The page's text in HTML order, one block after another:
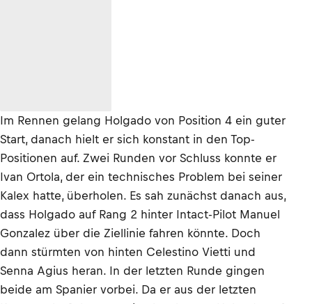
Im Rennen gelang Holgado von Position 4 ein guter
Start, danach hielt er sich konstant in den Top-
Positionen auf. Zwei Runden vor Schluss konnte er
Ivan Ortola, der ein technisches Problem bei seiner
Kalex hatte, überholen. Es sah zunächst danach aus,
dass Holgado auf Rang 2 hinter Intact-Pilot Manuel
Gonzalez über die Ziellinie fahren könnte. Doch
dann stürmten von hinten Celestino Vietti und
Senna Agius heran. In der letzten Runde gingen
beide am Spanier vorbei. Da er aus der letzten